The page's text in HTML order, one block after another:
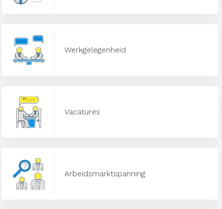
Werkgelegenheid
Vacatures
Arbeidsmarktspanning